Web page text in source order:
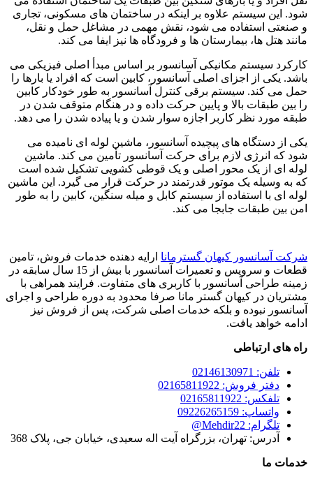
شود. این سیستم علاوه بر اینکه در ساختمان های مسکونی، تجاری
و صنعتی استفاده می شود، نقش مهمی در مشاغل حمل و نقل،
مانند هتل ها، بیمارستان ها و فرودگاه ها نیز ایفا می کند.
کارکرد سیستم مکانیکی آسانسور بر اساس مبدأ اصلی فیزیکی می
باشد. یکی از اجزای اصلی آسانسور، کابین است که افراد یا بارها را
حمل می کند. سیستم برقی کنترل آسانسور به طور خودکار کابین
را بین طبقات بالا و پایین حرکت داده و در هنگام متوقف شدن در
طبقه مورد نظر کاربر اجازه سوار شدن و یا پیاده شدن را می دهد.
یکی از دستگاه های پیچیده آسانسور، ماشین لوله ای نامیده می
شود که انرژی لازم برای حرکت آسانسور تأمین می کند. ماشین
لوله ای از یک محور اصلی و یک قوطی کشویی تشکیل شده است
که به وسیله یک موتور قدرتمند در حرکت قرار می گیرد. این ماشین
لوله ای با استفاده از سیستم کابل و میله سنگین، کابین را به طور
امن بین طبقات جابجا می کند.
شرکت آسانسور کیهان گسترمانا ارایه دهنده خدمات فروش، تامین
قطعات و سرویس و تعمیرات آسانسور با بیش از 15 سال سابقه در
زمینه طراحی آسانسور با کاربری های متفاوت. فرایند همراهی با
مشتریان در کیهان گستر مانا صرفا محدود به دوره طراحی و اجرای
آسانسور نبوده و بلکه خدمات اصلی شرکت، پس از فروش نیز
ادامه خواهد یافت.
راه های ارتباطی
تلفن: 02146130971
دفتر فروش: 02165811922
تلفکس: 02165811922
واتساپ: 09226265159
تلگرام: Mehdir22@
آدرس: تهران، بزرگراه آیت اله سعیدی، خیابان جی، پلاک 368
خدمات ما